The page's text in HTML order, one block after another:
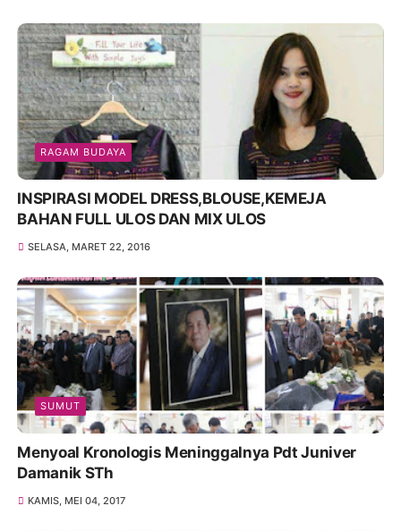
RAGAM BUDAYA
INSPIRASI MODEL DRESS,BLOUSE,KEMEJA
BAHAN FULL ULOS DAN MIX ULOS
SELASA, MARET 22, 2016
SUMUT
Menyoal Kronologis Meninggalnya Pdt Juniver
Damanik STh
KAMIS, MEI 04, 2017